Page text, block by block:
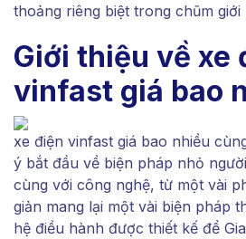
thoảng riêng biệt trong chũm giới
Giới thiệu về xe
vinfast giá bao
xe điện vinfast giá bao nhiều
ý bắt đầu về biện pháp nhỏ
cùng với công nghệ, từ một vài
giản mang lại một vài biện pháp
hệ điều hành được thiết kế để